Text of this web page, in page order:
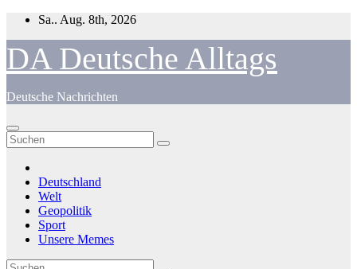
Zum
springen
Sa.. Aug. 8th, 2026
DA Deutsche Alltags
Deutsche Nachrichten
Deutschland
Welt
Geopolitik
Sport
Unsere Memes